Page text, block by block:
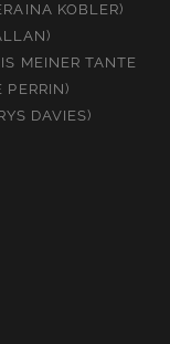
KOBLER)
MEINER TANTE
PERRIN)
DAVIES)